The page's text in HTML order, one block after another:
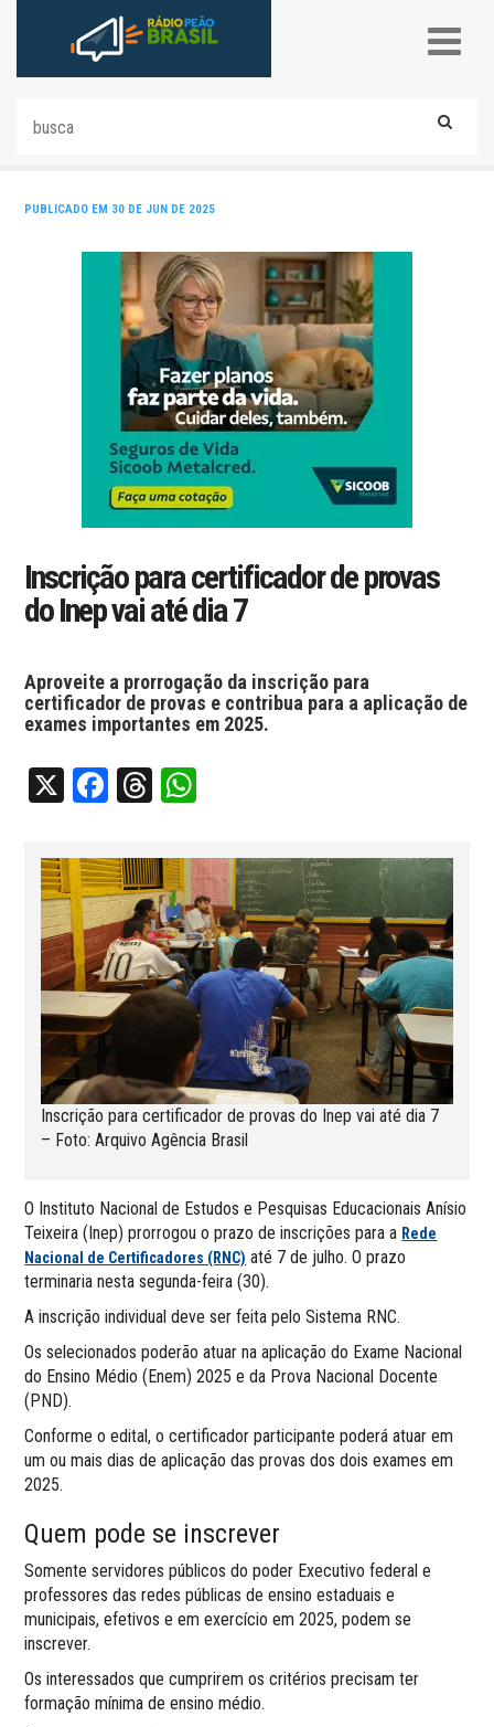
PUBLICADO EM 30 DE JUN DE 2025
Inscrição para certificador de provas
do Inep vai até dia 7
Aproveite a prorrogação da inscrição para
certificador de provas e contribua para a aplicação de
exames importantes em 2025.
X Facebook
Threads
Inscrição para certificador de provas do Inep vai até dia 7
– Foto: Arquivo Agência Brasil
O Instituto Nacional de Estudos e Pesquisas Educacionais Anísio
Teixeira (Inep) prorrogou o prazo de inscrições para a Rede
Nacional de Certificadores (RNC) até 7 de julho. O prazo
terminaria nesta segunda-feira (30).
A inscrição individual deve ser feita pelo Sistema RNC.
Os selecionados poderão atuar na aplicação do Exame Nacional
do Ensino Médio (Enem) 2025 e da Prova Nacional Docente
(PND).
Conforme o edital, o certificador participante poderá atuar em
um ou mais dias de aplicação das provas dos dois exames em
2025.
Quem pode se inscrever
Somente servidores públicos do poder Executivo federal e
professores das redes públicas de ensino estaduais e
municipais, efetivos e em exercício em 2025, podem se
inscrever.
Os interessados que cumprirem os critérios precisam ter
formação mínima de ensino médio.